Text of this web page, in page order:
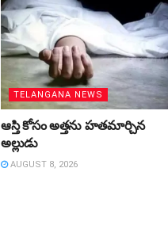
TELANGANA NEWS
ఆస్తి కోసం అత్తను హతమార్చిన
అల్లుడు
AUGUST 8, 2026